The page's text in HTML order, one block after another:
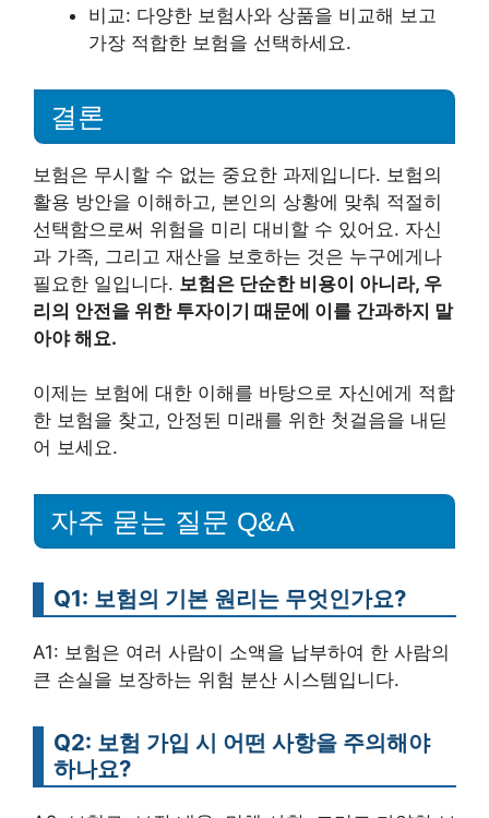
비교: 다양한 보험사와 상품을 비교해 보고
가장 적합한 보험을 선택하세요.
결론
보험은 무시할 수 없는 중요한 과제입니다. 보험의
활용 방안을 이해하고, 본인의 상황에 맞춰 적절히
선택함으로써 위험을 미리 대비할 수 있어요. 자신
과 가족, 그리고 재산을 보호하는 것은 누구에게나
필요한 일입니다. 보험은 단순한 비용이 아니라, 우
리의 안전을 위한 투자이기 때문에 이를 간과하지 말
아야 해요.
이제는 보험에 대한 이해를 바탕으로 자신에게 적합
한 보험을 찾고, 안정된 미래를 위한 첫걸음을 내딛
어 보세요.
자주 묻는 질문 Q&A
Q1: 보험의 기본 원리는 무엇인가요?
A1: 보험은 여러 사람이 소액을 납부하여 한 사람의
큰 손실을 보장하는 위험 분산 시스템입니다.
Q2: 보험 가입 시 어떤 사항을 주의해야
하나요?